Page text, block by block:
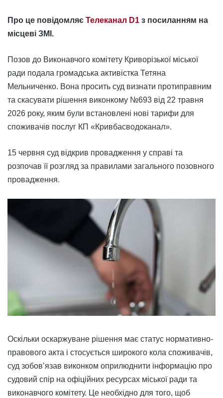
Про це повідомляє Телеканал D1 з посиланням на
місцеві ЗМІ.
Позов до Виконавчого комітету Криворізької міської
ради подала громадська активістка Тетяна
Мельниченко. Вона просить суд визнати протиправним
та скасувати рішення виконкому №693 від 22 травня
2026 року, яким були встановлені нові тарифи для
споживачів послуг КП «Кривбасводоканал».
15 червня суд відкрив провадження у справі та
розпочав її розгляд за правилами загального позовного
провадження.
Оскільки оскаржуване рішення має статус нормативно-
правового акта і стосується широкого кола споживачів,
суд зобов’язав виконком оприлюднити інформацію про
судовий спір на офіційних ресурсах міської ради та
виконавчого комітету. Це необхідно для того, щоб